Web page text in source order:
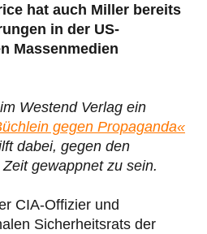
hat auch Miller bereits
in der US-
Massenmedien
Westend Verlag ein
gegen Propaganda«
dabei, gegen den
gewappnet zu sein.
CIA-Offizier und
Sicherheitsrats der